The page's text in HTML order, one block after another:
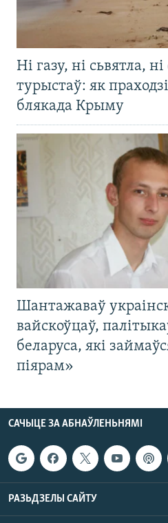
Ні газу, ні сьвятла, ні
турыстаў: як
блякада Крыму
Шантажаваў
вайскоўцаў,
беларуса, які
піярам»
САЧЫЦЕ ЗА АБНАЎЛЕНЬНЯМІ
РАЗЬДЗЕЛЫ САЙТУ